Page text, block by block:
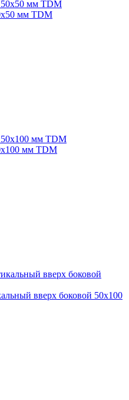
мм TDM
мм TDM
вверх боковой 50х100